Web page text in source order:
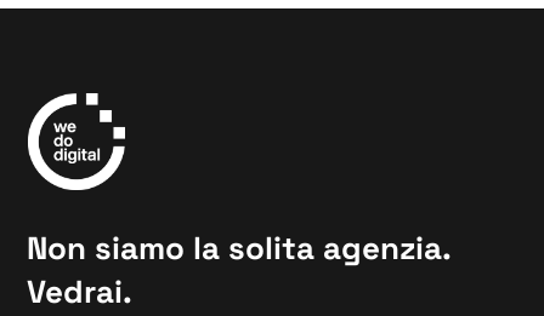
Non siamo la solita agenzia.
Vedrai.